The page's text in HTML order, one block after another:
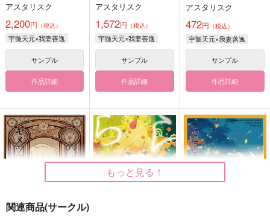
アスタリスク
2,200円 （税込）
宇髄天元×我妻善逸
サンプル
作品詳細
アスタリスク
1,572円 （税込）
宇髄天元×我妻善逸
サンプル
作品詳細
アスタリスク
472円 （税込）
宇髄天元×我妻善逸
サンプル
作品詳細
もっと見る！
関連商品(サークル)